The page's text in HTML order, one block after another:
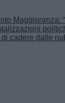
Maggioranza:
cadere dalle